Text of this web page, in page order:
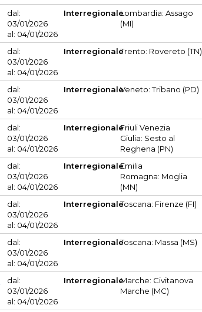
dal:
03/01/2026
al: 04/01/2026
InterregionaleLombardia: Assago
(MI)
dal:
03/01/2026
al: 04/01/2026
InterregionaleTrento: Rovereto (TN)
dal:
03/01/2026
al: 04/01/2026
InterregionaleVeneto: Tribano (PD)
dal:
03/01/2026
al: 04/01/2026
InterregionaleFriuli Venezia
Giulia: Sesto al
Reghena (PN)
dal:
03/01/2026
al: 04/01/2026
InterregionaleEmilia
Romagna: Moglia
(MN)
dal:
03/01/2026
al: 04/01/2026
InterregionaleToscana: Firenze (FI)
dal:
03/01/2026
al: 04/01/2026
InterregionaleToscana: Massa (MS)
dal:
03/01/2026
al: 04/01/2026
InterregionaleMarche: Civitanova
Marche (MC)